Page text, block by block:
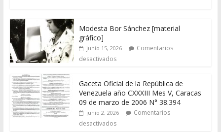
Modesta Bor Sánchez [material
gráfico]
junio 15, 2026
Comentarios
desactivados
Gaceta Oficial de la República de
Venezuela año CXXXIII Mes V, Caracas
09 de marzo de 2006 N° 38.394
junio 2, 2026
Comentarios
desactivados